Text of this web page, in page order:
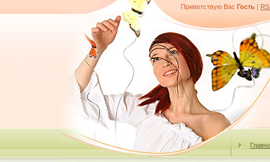
Приветствую Вас Гость |